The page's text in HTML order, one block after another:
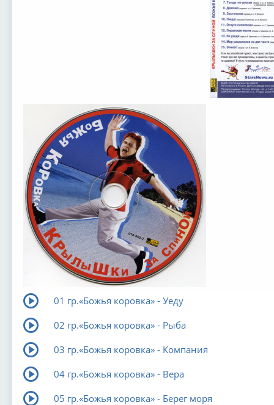
01 гр.«Божья коровка» - Уеду
02 гр.«Божья коровка» - Рыба
03 гр.«Божья коровка» - Компания
04 гр.«Божья коровка» - Вера
05 гр.«Божья коровка» - Берег моря